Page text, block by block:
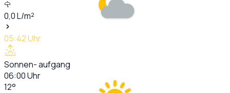
0,0L/m²
05:42Uhr
Sonnen- aufgang
06:00Uhr
12°